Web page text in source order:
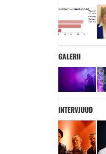
GALERII
INTERVJUUD